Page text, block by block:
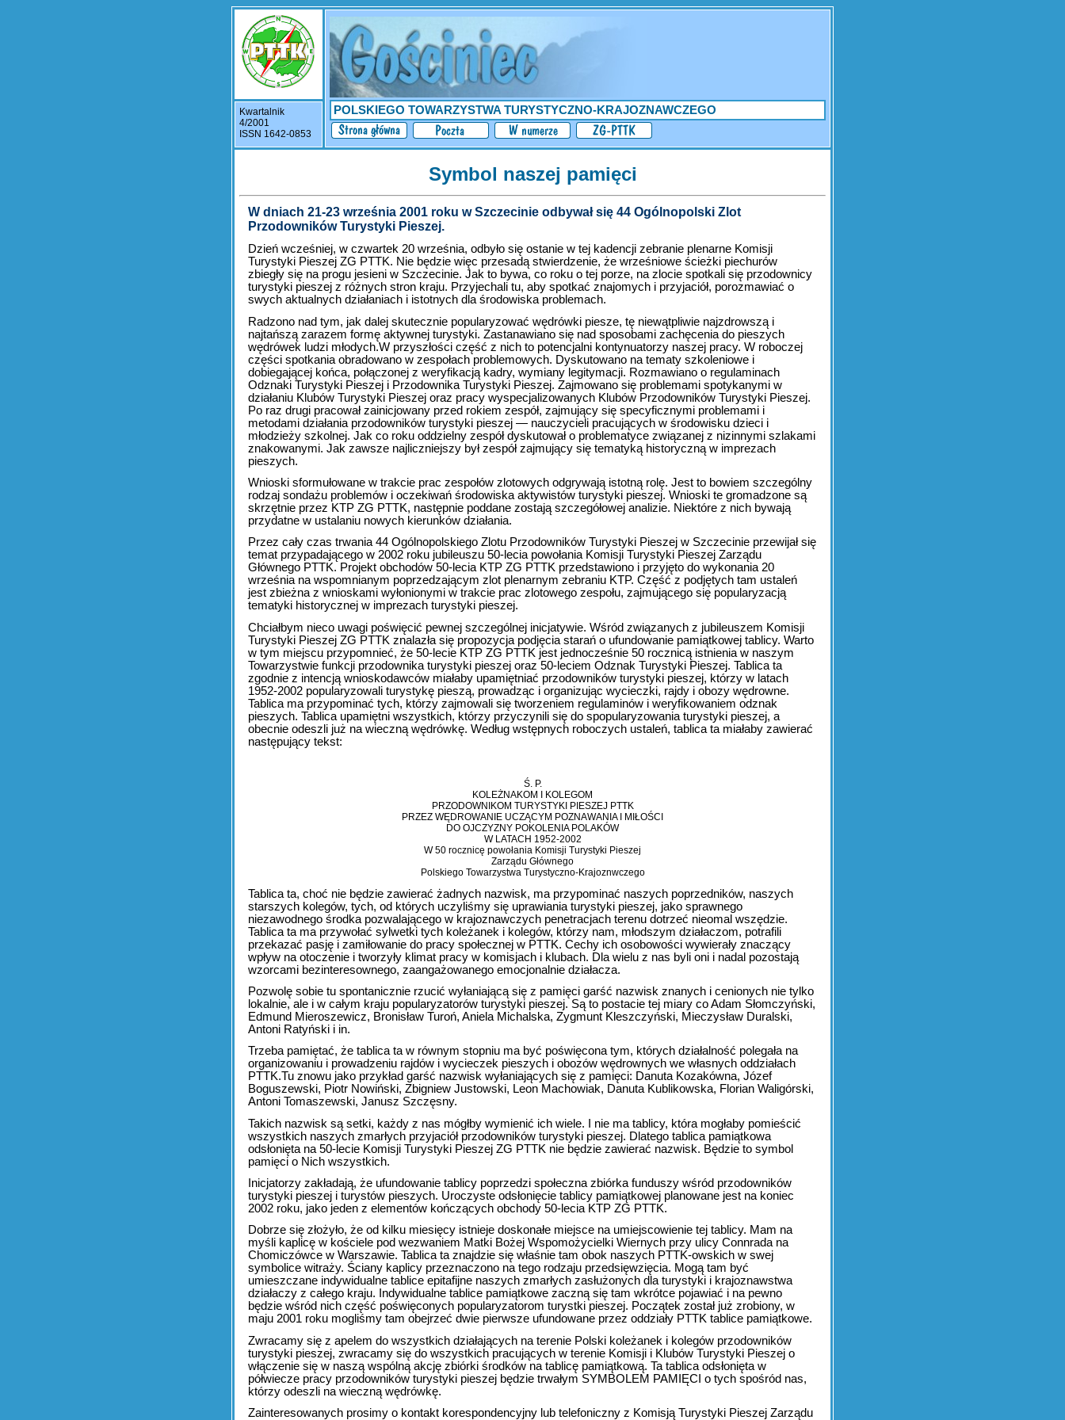
POLSKIEGO TOWARZYSTWA TURYSTYCZNO-KRAJOZNAWCZEGO
Kwartalnik
4/2001
ISSN 1642-0853
Symbol naszej pamięci
W dniach 21-23 września 2001 roku w Szczecinie odbywał się 44 Ogólnopolski Zlot
Przodowników Turystyki Pieszej.
Dzień wcześniej, w czwartek 20 września, odbyło się ostanie w tej kadencji zebranie plenarne Komisji
Turystyki Pieszej ZG PTTK. Nie będzie więc przesadą stwierdzenie, że wrześniowe ścieżki piechurów
zbiegły się na progu jesieni w Szczecinie. Jak to bywa, co roku o tej porze, na zlocie spotkali się przodownicy
turystyki pieszej z różnych stron kraju. Przyjechali tu, aby spotkać znajomych i przyjaciół, porozmawiać o
swych aktualnych działaniach i istotnych dla środowiska problemach.
Radzono nad tym, jak dalej skutecznie popularyzować wędrówki piesze, tę niewątpliwie najzdrowszą i
najtańszą zarazem formę aktywnej turystyki. Zastanawiano się nad sposobami zachęcenia do pieszych
wędrówek ludzi młodych.W przyszłości część z nich to potencjalni kontynuatorzy naszej pracy. W roboczej
części spotkania obradowano w zespołach problemowych. Dyskutowano na tematy szkoleniowe i
dobiegającej końca, połączonej z weryfikacją kadry, wymiany legitymacji. Rozmawiano o regulaminach
Odznaki Turystyki Pieszej i Przodownika Turystyki Pieszej. Zajmowano się problemami spotykanymi w
działaniu Klubów Turystyki Pieszej oraz pracy wyspecjalizowanych Klubów Przodowników Turystyki Pieszej.
Po raz drugi pracował zainicjowany przed rokiem zespół, zajmujący się specyficznymi problemami i
metodami działania przodowników turystyki pieszej — nauczycieli pracujących w środowisku dzieci i
młodzieży szkolnej. Jak co roku oddzielny zespół dyskutował o problematyce związanej z nizinnymi szlakami
znakowanymi. Jak zawsze najliczniejszy był zespół zajmujący się tematyką historyczną w imprezach
pieszych.
Wnioski sformułowane w trakcie prac zespołów zlotowych odgrywają istotną rolę. Jest to bowiem szczególny
rodzaj sondażu problemów i oczekiwań środowiska aktywistów turystyki pieszej. Wnioski te gromadzone są
skrzętnie przez KTP ZG PTTK, następnie poddane zostają szczegółowej analizie. Niektóre z nich bywają
przydatne w ustalaniu nowych kierunków działania.
Przez cały czas trwania 44 Ogólnopolskiego Zlotu Przodowników Turystyki Pieszej w Szczecinie przewijał się
temat przypadającego w 2002 roku jubileuszu 50-lecia powołania Komisji Turystyki Pieszej Zarządu
Głównego PTTK. Projekt obchodów 50-lecia KTP ZG PTTK przedstawiono i przyjęto do wykonania 20
września na wspomnianym poprzedzającym zlot plenarnym zebraniu KTP. Część z podjętych tam ustaleń
jest zbieżna z wnioskami wyłonionymi w trakcie prac zlotowego zespołu, zajmującego się popularyzacją
tematyki historycznej w imprezach turystyki pieszej.
Chciałbym nieco uwagi poświęcić pewnej szczególnej inicjatywie. Wśród związanych z jubileuszem Komisji
Turystyki Pieszej ZG PTTK znalazła się propozycja podjęcia starań o ufundowanie pamiątkowej tablicy. Warto
w tym miejscu przypomnieć, że 50-lecie KTP ZG PTTK jest jednocześnie 50 rocznicą istnienia w naszym
Towarzystwie funkcji przodownika turystyki pieszej oraz 50-leciem Odznak Turystyki Pieszej. Tablica ta
zgodnie z intencją wnioskodawców miałaby upamiętniać przodowników turystyki pieszej, którzy w latach
1952-2002 popularyzowali turystykę pieszą, prowadząc i organizując wycieczki, rajdy i obozy wędrowne.
Tablica ma przypominać tych, którzy zajmowali się tworzeniem regulaminów i weryfikowaniem odznak
pieszych. Tablica upamiętni wszystkich, którzy przyczynili się do spopularyzowania turystyki pieszej, a
obecnie odeszli już na wieczną wędrówkę. Według wstępnych roboczych ustaleń, tablica ta miałaby zawierać
następujący tekst:
Ś. P.
KOLEŻNAKOM I KOLEGOM
PRZODOWNIKOM TURYSTYKI PIESZEJ PTTK
PRZEZ WĘDROWANIE UCZĄCYM POZNAWANIA I MIŁOŚCI
DO OJCZYZNY POKOLENIA POLAKÓW
W LATACH 1952-2002
W 50 rocznicę powołania Komisji Turystyki Pieszej
Zarządu Głównego
Polskiego Towarzystwa Turystyczno-Krajoznwczego
Tablica ta, choć nie będzie zawierać żadnych nazwisk, ma przypominać naszych poprzedników, naszych
starszych kolegów, tych, od których uczyliśmy się uprawiania turystyki pieszej, jako sprawnego
niezawodnego środka pozwalającego w krajoznawczych penetracjach terenu dotrzeć nieomal wszędzie.
Tablica ta ma przywołać sylwetki tych koleżanek i kolegów, którzy nam, młodszym działaczom, potrafili
przekazać pasję i zamiłowanie do pracy społecznej w PTTK. Cechy ich osobowości wywierały znaczący
wpływ na otoczenie i tworzyły klimat pracy w komisjach i klubach. Dla wielu z nas byli oni i nadal pozostają
wzorcami bezinteresownego, zaangażowanego emocjonalnie działacza.
Pozwolę sobie tu spontanicznie rzucić wyłaniającą się z pamięci garść nazwisk znanych i cenionych nie tylko
lokalnie, ale i w całym kraju popularyzatorów turystyki pieszej. Są to postacie tej miary co Adam Słomczyński,
Edmund Mieroszewicz, Bronisław Turoń, Aniela Michalska, Zygmunt Kleszczyński, Mieczysław Duralski,
Antoni Ratyński i in.
Trzeba pamiętać, że tablica ta w równym stopniu ma być poświęcona tym, których działalność polegała na
organizowaniu i prowadzeniu rajdów i wycieczek pieszych i obozów wędrownych we własnych oddziałach
PTTK.Tu znowu jako przykład garść nazwisk wyłaniających się z pamięci: Danuta Kozakówna, Józef
Boguszewski, Piotr Nowiński, Zbigniew Justowski, Leon Machowiak, Danuta Kublikowska, Florian Waligórski,
Antoni Tomaszewski, Janusz Szczęsny.
Takich nazwisk są setki, każdy z nas mógłby wymienić ich wiele. I nie ma tablicy, która mogłaby pomieścić
wszystkich naszych zmarłych przyjaciół przodowników turystyki pieszej. Dlatego tablica pamiątkowa
odsłonięta na 50-lecie Komisji Turystyki Pieszej ZG PTTK nie będzie zawierać nazwisk. Będzie to symbol
pamięci o Nich wszystkich.
Inicjatorzy zakładają, że ufundowanie tablicy poprzedzi społeczna zbiórka funduszy wśród przodowników
turystyki pieszej i turystów pieszych. Uroczyste odsłonięcie tablicy pamiątkowej planowane jest na koniec
2002 roku, jako jeden z elementów kończących obchody 50-lecia KTP ZG PTTK.
Dobrze się złożyło, że od kilku miesięcy istnieje doskonałe miejsce na umiejscowienie tej tablicy. Mam na
myśli kaplicę w kościele pod wezwaniem Matki Bożej Wspomożycielki Wiernych przy ulicy Connrada na
Chomiczówce w Warszawie. Tablica ta znajdzie się właśnie tam obok naszych PTTK-owskich w swej
symbolice witraży. Ściany kaplicy przeznaczono na tego rodzaju przedsięwzięcia. Mogą tam być
umieszczane indywidualne tablice epitafijne naszych zmarłych zasłużonych dla turystyki i krajoznawstwa
działaczy z całego kraju. Indywidualne tablice pamiątkowe zaczną się tam wkrótce pojawiać i na pewno
będzie wśród nich część poświęconych popularyzatorom turystki pieszej. Początek został już zrobiony, w
maju 2001 roku mogliśmy tam obejrzeć dwie pierwsze ufundowane przez oddziały PTTK tablice pamiątkowe.
Zwracamy się z apelem do wszystkich działających na terenie Polski koleżanek i kolegów przodowników
turystyki pieszej, zwracamy się do wszystkich pracujących w terenie Komisji i Klubów Turystyki Pieszej o
włączenie się w naszą wspólną akcję zbiórki środków na tablicę pamiątkową. Ta tablica odsłonięta w
półwiecze pracy przodowników turystyki pieszej będzie trwałym SYMBOLEM PAMIĘCI o tych spośród nas,
którzy odeszli na wieczną wędrówkę.
Zainteresowanych prosimy o kontakt korespondencyjny lub telefoniczny z Komisją Turystyki Pieszej Zarządu